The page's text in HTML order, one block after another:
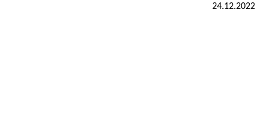
24.12.2022